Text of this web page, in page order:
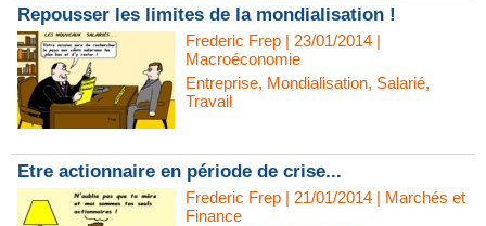
Repousser les limites de la mondialisation !
Frederic Frep | 23/01/2014 |
Macroéconomie
Entreprise, Mondialisation, Salarié,
Travail
Etre actionnaire en période de crise...
Frederic Frep | 21/01/2014 | Marchés et
Finance